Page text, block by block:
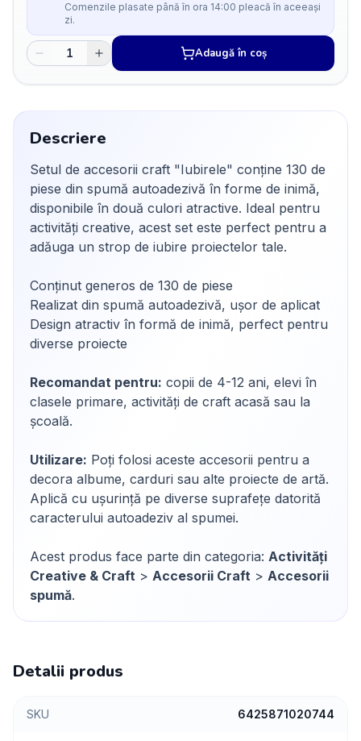
Comenzile plasate până în ora 14:00 pleacă în aceeași
zi.
Adaugă în coș
Descriere
Setul de accesorii craft "Iubirele" conține 130 de
piese din spumă autoadezivă în forme de inimă,
disponibile în două culori atractive. Ideal pentru
activități creative, acest set este perfect pentru a
adăuga un strop de iubire proiectelor tale.
Conținut generos de 130 de piese
Realizat din spumă autoadezivă, ușor de aplicat
Design atractiv în formă de inimă, perfect pentru
diverse proiecte
Recomandat pentru: copii de 4-12 ani, elevi în
clasele primare, activități de craft acasă sau la
școală.
Utilizare: Poți folosi aceste accesorii pentru a
decora albume, carduri sau alte proiecte de artă.
Aplică cu ușurință pe diverse suprafețe datorită
caracterului autoadeziv al spumei.
Acest produs face parte din categoria: Activități
Creative & Craft > Accesorii Craft > Accesorii
spumă.
Detalii produs
SKU 6425871020744